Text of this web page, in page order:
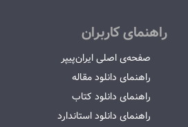
راهنمای کاربران
صفحه‌ی اصلی ایران‌پیپر
راهنمای دانلود مقاله
راهنمای دانلود کتاب
راهنمای دانلود استاندارد